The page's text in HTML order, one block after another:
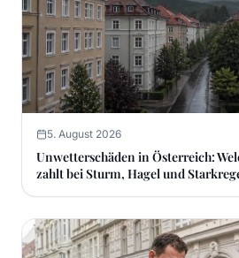
5. August 2026
Unwetterschäden in Österreich:
zahlt bei Sturm, Hagel und